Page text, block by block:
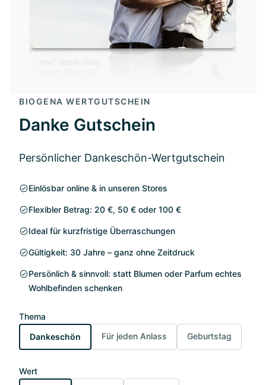
BIOGENA WERTGUTSCHEIN
Danke Gutschein
Persönlicher Dankeschön-Wertgutschein
Einlösbar online & in unseren Stores
Flexibler Betrag: 20 €, 50 € oder 100 €
Ideal für kurzfristige Überraschungen
Gültigkeit: 30 Jahre – ganz ohne Zeitdruck
Persönlich & sinnvoll: statt Blumen oder Parfum echtes
Wohlbefinden schenken
Thema
Dankeschön
Für jeden Anlass Geburtstag
Wert